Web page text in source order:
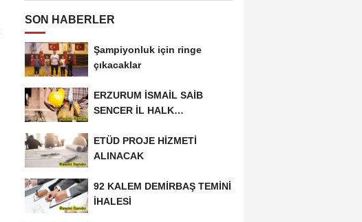
SON HABERLER
Şampiyonluk için ringe
çıkacaklar
ERZURUM İSMAİL SAİB
SENCER İL HALK
ONARIM...
ETÜD PROJE HİZMETİ
ALINACAK
92 KALEM DEMİRBAŞ TEMİNİ
İHALESİ